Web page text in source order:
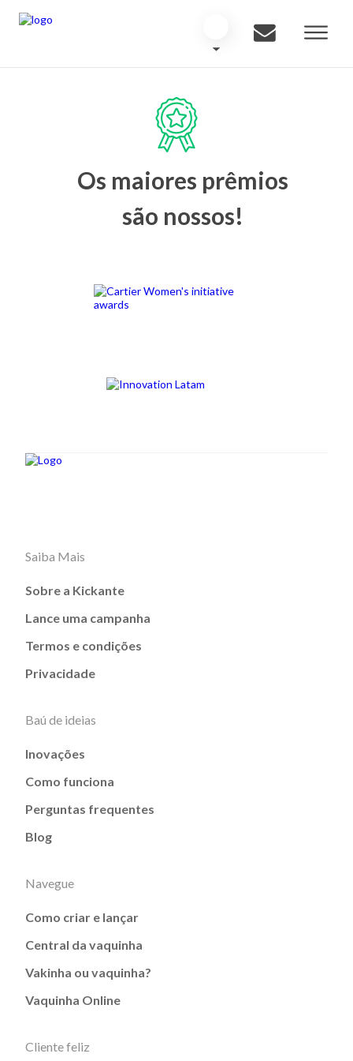
Os maiores prêmios
são nossos!
Saiba Mais
Sobre a Kickante
Lance uma campanha
Termos e condições
Privacidade
Baú de ideias
Inovações
Como funciona
Perguntas frequentes
Blog
Navegue
Como criar e lançar
Central da vaquinha
Vakinha ou vaquinha?
Vaquinha Online
Cliente feliz